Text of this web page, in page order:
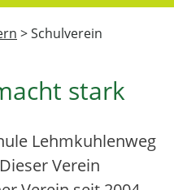
>Schulverein
stark
Lehmkuhlenweg
Verein